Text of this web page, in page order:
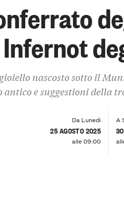
Infernot
nascosto sotto il
antico e suggestioni della
Da Lunedì
25 AGOSTO 2025
alle 09:00
A